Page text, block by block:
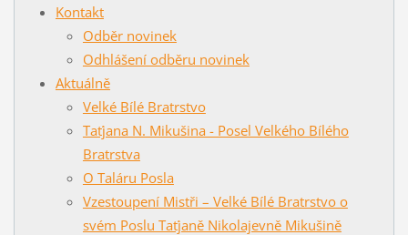
Kontakt
Odběr novinek
Odhlášení odběru novinek
Aktuálně
Velké Bílé Bratrstvo
Taťjana N. Mikušina - Posel Velkého Bílého
Bratrstva
O Taláru Posla
Vzestoupení Mistři – Velké Bílé Bratrstvo o
svém Poslu Taťjaně Nikolajevně Mikušině